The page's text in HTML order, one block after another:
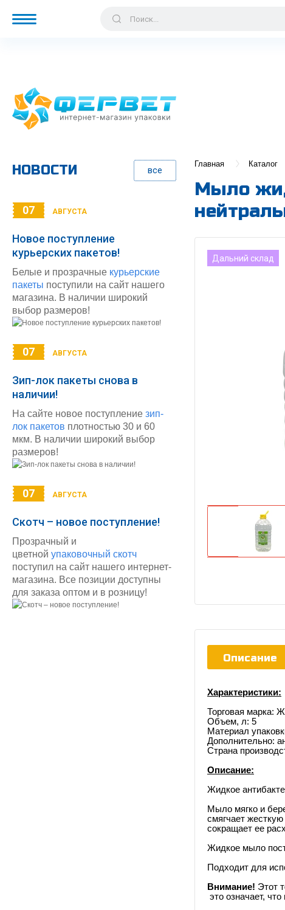
Главная Каталог
Мыло
Дальний склад
Описание
Характеристики:
Торговая марка:
Объем, л: 5
Материал
Дополнительно:
Страна
Описание:
Жидкое
Мыло мягко и
смягчает
сокращает ее
Жидкое мыло
Подходит для
Внимание! Этот
это означает,
НОВОСТИ все
07 АВГУСТА
Новое поступление
курьерских пакетов!
Белые и прозрачные курьерские
пакеты поступили на сайт нашего
магазина. В наличии широкий
выбор размеров!
07 АВГУСТА
Зип-лок пакеты снова в
наличии!
На сайте новое поступление зип-
лок пакетов плотностью 30 и 60
мкм. В наличии широкий выбор
размеров!
07 АВГУСТА
Скотч – новое поступление!
Прозрачный и
цветной упаковочный скотч
поступил на сайт нашего интернет-
магазина. Все позиции доступны
для заказа оптом и в розницу!